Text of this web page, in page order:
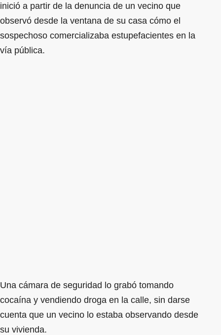
inició a partir de la denuncia de un vecino que
observó desde la ventana de su casa cómo el
sospechoso comercializaba estupefacientes en la
vía pública.
Una cámara de seguridad lo grabó tomando
cocaína y vendiendo droga en la calle, sin darse
cuenta que un vecino lo estaba observando desde
su vivienda.